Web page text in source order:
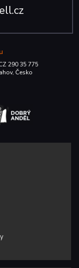
290 35 775
Česko